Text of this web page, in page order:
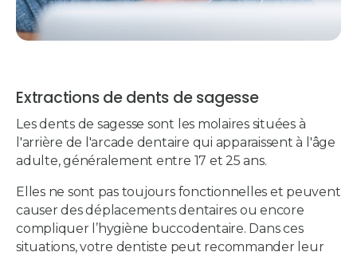
Extractions de dents de sagesse
Les dents de sagesse sont les molaires situées à
l'arrière de l'arcade dentaire qui apparaissent à l'âge
adulte, généralement entre 17 et 25 ans.
Elles ne sont pas toujours fonctionnelles et peuvent
causer des déplacements dentaires ou encore
compliquer l’hygiène buccodentaire. Dans ces
situations, votre dentiste peut recommander leur